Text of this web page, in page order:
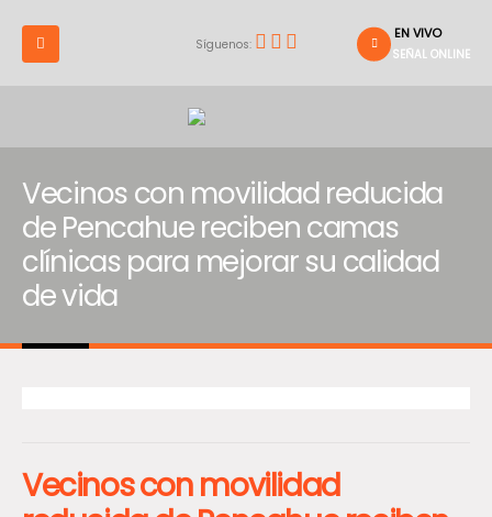
Síguenos:
EN VIVO
SEÑAL ONLINE
Vecinos con movilidad reducida
de Pencahue reciben camas
clínicas para mejorar su calidad
de vida
Vecinos con movilidad